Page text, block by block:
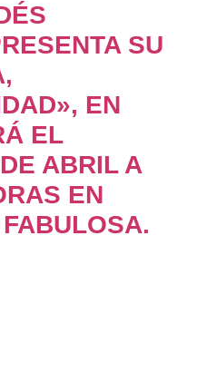
SU
EN
EL
ABRIL A
EN